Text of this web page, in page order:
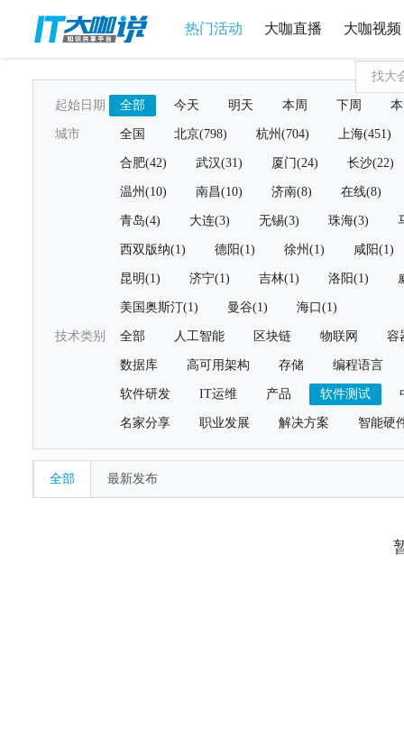
热门活动 大咖直播 大咖视频
起始日期 全部 今天 明天 本周 下周
城市 全国 北京(798) 杭州(704) 上海(451)
合肥(42) 武汉(31) 厦门(24) 长沙(22)
温州(10) 南昌(10) 济南(8) 在线(8)
青岛(4) 大连(3) 无锡(3) 珠海(3)
西双版纳(1) 德阳(1) 徐州(1) 咸阳(1)
昆明(1) 济宁(1) 吉林(1) 洛阳(1)
美国奥斯汀(1) 曼谷(1) 海口(1)
技术类别 全部 人工智能 区块链 物联网 容
数据库 高可用架构 存储 编程语言
软件研发 IT运维 产品 软件测试
名家分享 职业发展 解决方案 智能硬
全部 最新发布